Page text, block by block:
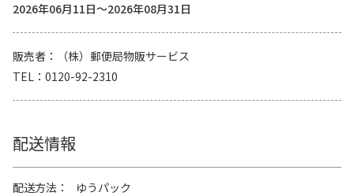
2026年06月11日～2026年08月31日
販売者
（株）郵便局物販サービス
TEL
0120-92-2310
配送情報
配送方法
ゆうパック